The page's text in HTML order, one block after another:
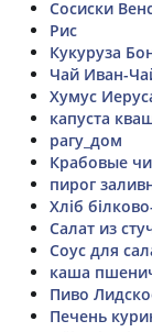
Сосиски
Рис
Кукуруза
Чай Иван-
Хумус
капуста
рагу_дом
Крабовые
пирог
Хліб
Салат из
Соус для
каша
Пиво
Печень